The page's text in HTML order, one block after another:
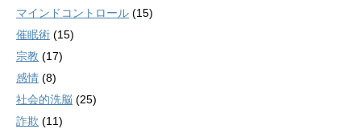
マインドコントロール (15)
催眠術 (15)
宗教 (17)
感情 (8)
社会的洗脳 (25)
詐欺 (11)